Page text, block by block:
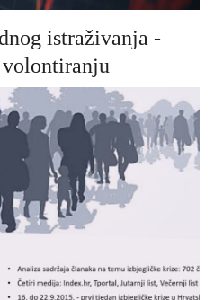
istraživanja -